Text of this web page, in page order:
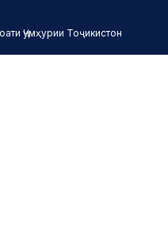
Ҷумҳурии Тоҷикистон